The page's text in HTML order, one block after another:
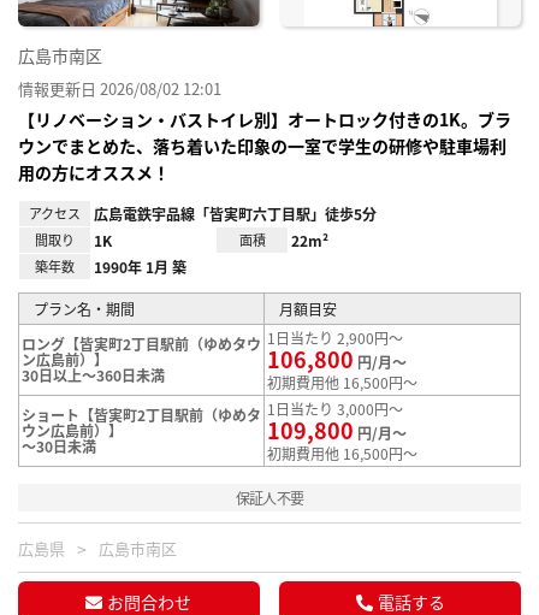
広島市南区
情報更新日 2026/08/02 12:01
【リノベーション・バストイレ別】オートロック付きの1K。ブラ
ウンでまとめた、落ち着いた印象の一室で学生の研修や駐車場利
用の方にオススメ！
アクセス 広島電鉄宇品線「皆実町六丁目駅」徒歩5分
間取り 1K 面積 22m²
築年数 1990年 1月 築
プラン名・期間
月額目安
ロング【皆実町2丁目駅前（ゆめタウ
ン広島前）】
30日以上～360日未満
1日当たり 2,900円～
106,800 円/月～
初期費用他 16,500円～
ショート【皆実町2丁目駅前（ゆめタ
ウン広島前）】
～30日未満
1日当たり 3,000円～
109,800 円/月～
初期費用他 16,500円～
保証人不要
広島県 広島市南区
お問合わせ 電話する